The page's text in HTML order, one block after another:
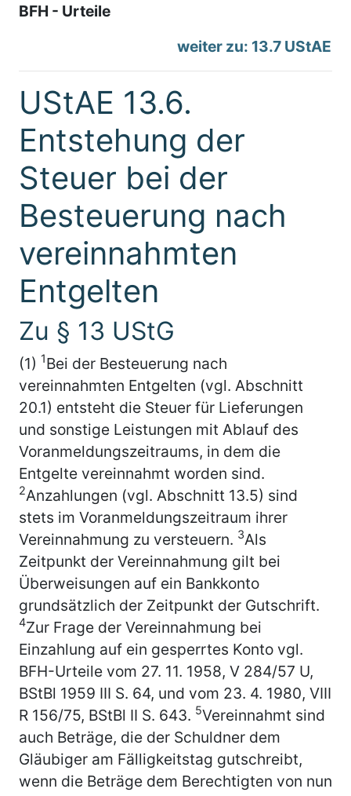
BFH - Urteile
weiter zu: 13.7 UStAE
UStAE 13.6.
Entstehung der
Steuer bei der
Besteuerung nach
vereinnahmten
Entgelten
Zu § 13 UStG
(1) 1Bei der Besteuerung nach
vereinnahmten Entgelten (vgl. Abschnitt
20.1) entsteht die Steuer für Lieferungen
und sonstige Leistungen mit Ablauf des
Voranmeldungszeitraums, in dem die
Entgelte vereinnahmt worden sind.
2Anzahlungen (vgl. Abschnitt 13.5) sind
stets im Voranmeldungszeitraum ihrer
Vereinnahmung zu versteuern. 3Als
Zeitpunkt der Vereinnahmung gilt bei
Überweisungen auf ein Bankkonto
grundsätzlich der Zeitpunkt der Gutschrift.
4Zur Frage der Vereinnahmung bei
Einzahlung auf ein gesperrtes Konto vgl.
BFH-Urteile vom 27. 11. 1958, V 284/57 U,
BStBl 1959 III S. 64, und vom 23. 4. 1980, VIII
R 156/75, BStBl II S. 643. 5Vereinnahmt sind
auch Beträge, die der Schuldner dem
Gläubiger am Fälligkeitstag gutschreibt,
wenn die Beträge dem Berechtigten von nun